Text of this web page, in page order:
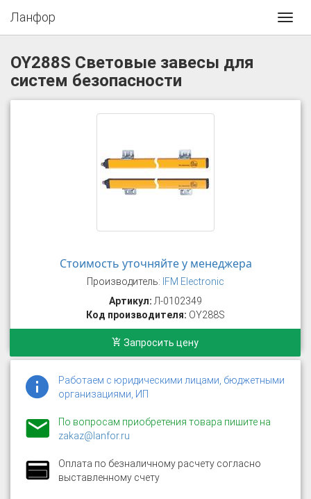
Ланфор
OY288S Световые завесы для
систем безопасности
Стоимость уточняйте у менеджера
Производитель: IFM Electronic
Артикул: Л-0102349
Код производителя: OY288S
Запросить цену
Работаем с юридическими лицами, бюджетными
организациями, ИП
По вопросам приобретения товара пишите на
zakaz@lanfor.ru
Оплата по безналичному расчету согласно
выставленному счету